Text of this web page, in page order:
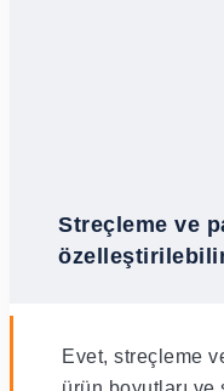
Streçleme ve
Evet, streçleme